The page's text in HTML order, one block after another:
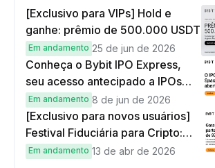
[Exclusivo para VIPs] Hold e
ganhe: prêmio de 500.000 USDT
Em andamento 25 de jun de 2026
Conheça o Bybit IPO Express,
seu acesso antecipado a IPOs
globais
Em andamento 8 de jun de 2026
[Exclusivo para novos usuários]
Festival Fiduciária para Cripto:
complete tarefas simples e
Em andamento 13 de abr de 2026